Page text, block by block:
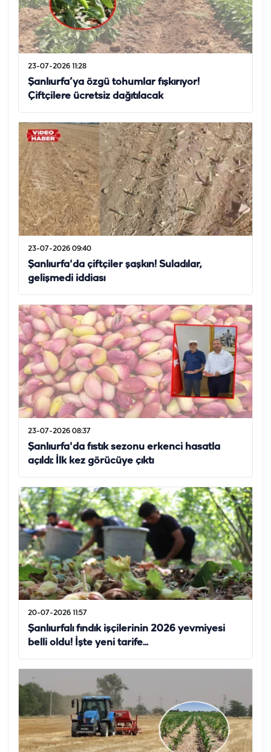
23-07-2026 11:28
Şanlıurfa’ya özgü tohumlar fışkırıyor!
Çiftçilere ücretsiz dağıtılacak
23-07-2026 09:40
Şanlıurfa'da çiftçiler şaşkın! Suladılar,
gelişmedi iddiası
23-07-2026 08:37
Şanlıurfa'da fıstık sezonu erkenci hasatla
açıldı: İlk kez görücüye çıktı
20-07-2026 11:57
Şanlıurfalı fındık işçilerinin 2026 yevmiyesi
belli oldu! İşte yeni tarife...